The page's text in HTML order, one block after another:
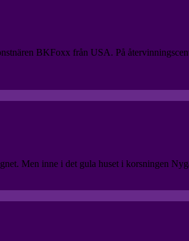
BKFoxx från USA. På
Men inne i det gula huset i korsningen